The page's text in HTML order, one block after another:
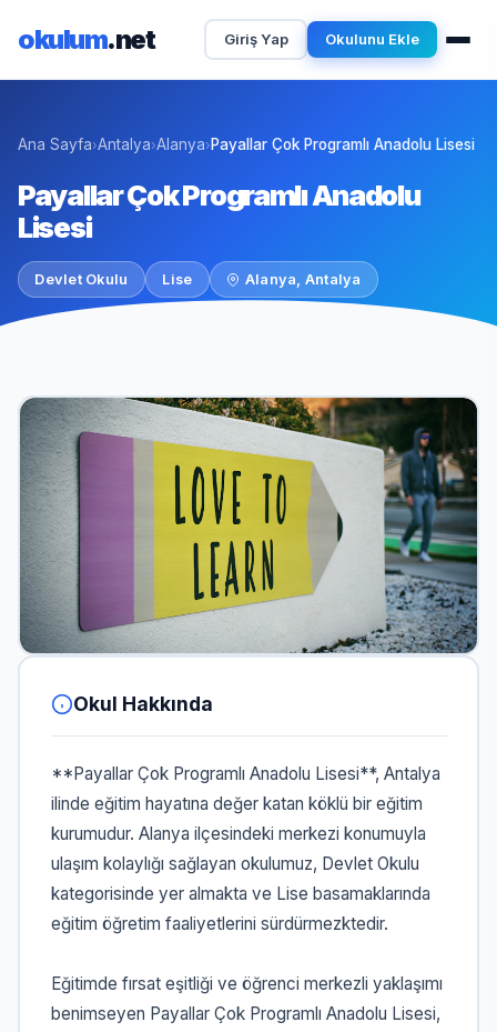
okulum.net Giriş Yap Okulunu Ekle
Ana Sayfa›Antalya›Alanya› Payallar Çok Programlı Anadolu Lisesi
Payallar Çok Programlı Anadolu
Lisesi
Devlet Okulu Lise Alanya, Antalya
Okul Hakkında
**Payallar Çok Programlı Anadolu Lisesi**, Antalya
ilinde eğitim hayatına değer katan köklü bir eğitim
kurumudur. Alanya ilçesindeki merkezi konumuyla
ulaşım kolaylığı sağlayan okulumuz, Devlet Okulu
kategorisinde yer almakta ve Lise basamaklarında
eğitim öğretim faaliyetlerini sürdürmezktedir.
Eğitimde fırsat eşitliği ve öğrenci merkezli yaklaşımı
benimseyen Payallar Çok Programlı Anadolu Lisesi,